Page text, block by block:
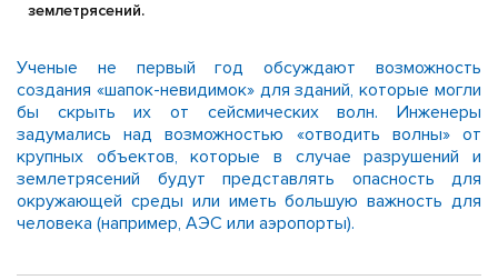
землетрясений.
Ученые не первый год обсуждают возможность
создания «шапок-невидимок» для зданий, которые могли
бы скрыть их от сейсмических волн. Инженеры
задумались над возможностью «отводить волны» от
крупных объектов, которые в случае разрушений и
землетрясений будут представлять опасность для
окружающей среды или иметь большую важность для
человека (например, АЭС или аэропорты).